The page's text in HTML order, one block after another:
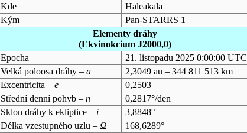
Kde
Haleakala
Kým
Pan-STARRS 1
Elementy dráhy
(Ekvinokcium J2000,0)
Epocha
21. listopadu 2025 0:00:00 UTC
Velká poloosa dráhy – a
2,3049 au – 344 811 513 km
Excentricita – e
0,2503
Střední denní pohyb – n
0,2817°/den
Sklon dráhy k ekliptice – i
3,8848°
Délka vzestupného uzlu – Ω
168,6289°